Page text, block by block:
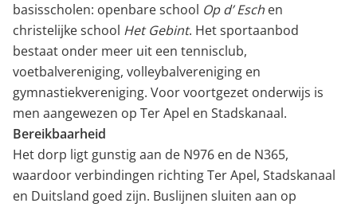
basisscholen: openbare school Op d’ Esch en
christelijke school Het Gebint. Het sportaanbod
bestaat onder meer uit een tennisclub,
voetbalvereniging, volleybalvereniging en
gymnastiekvereniging. Voor voortgezet onderwijs is
men aangewezen op Ter Apel en Stadskanaal.
Bereikbaarheid
Het dorp ligt gunstig aan de N976 en de N365,
waardoor verbindingen richting Ter Apel, Stadskanaal
en Duitsland goed zijn. Buslijnen sluiten aan op